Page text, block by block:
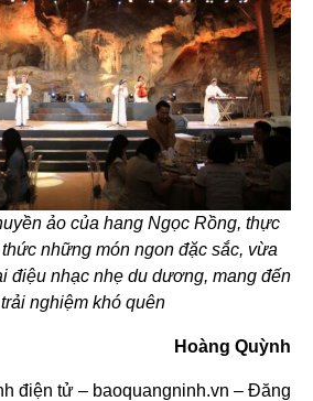
ảo của hang Ngọc Rồng, thực
những món ngon đặc sắc, vừa
điệu nhạc nhẹ du dương, mang đến
nghiệm khó quên
Hoàng Quỳnh
điện tử – baoquangninh.vn – Đăng